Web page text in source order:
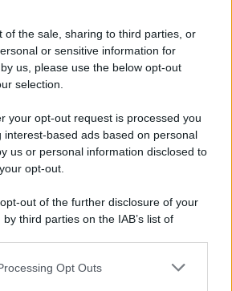
of the sale, sharing to third parties, or
or sensitive information for
us, please use the below opt-out
selection.
your opt-out request is processed you
interest-based ads based on personal
us or personal information disclosed to
opt-out.
out of the further disclosure of your
third parties on the IAB’s list of
also be disclosed by us to third parties
Opt Outs
nerd invade l’Italia: gli
non perdere
di Viconovo:
poi temporali e